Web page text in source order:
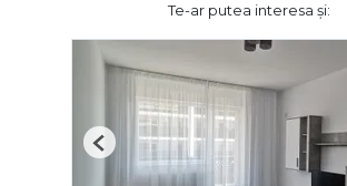
Te-ar putea interesa și:
Previous